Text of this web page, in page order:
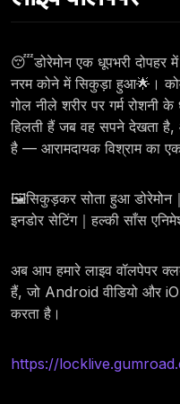
😴डोरेमोन एक धूपभरी दोपहर
नरम कोने में सिकुड़ा हुआ🌟।
गोल नीले शरीर पर गर्म
हिलती हैं जब वह सपने देखता
है — आरामदायक विश्राम का
🖼️सिकुड़कर सोता हुआ डोरेमोन
इनडोर सेटिंग｜हल्की साँस
अब आप हमारे लाइव वॉलपेपर
हैं, जो Android वीडियो और
करता है।
https://